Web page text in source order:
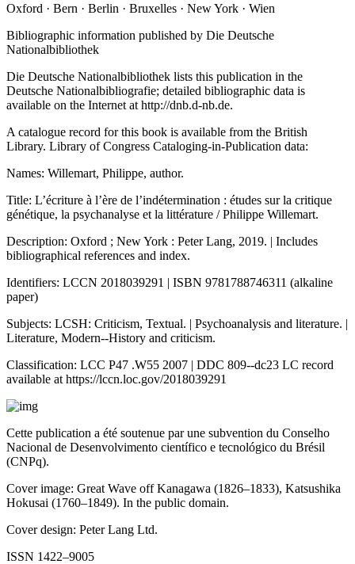
Oxford · Bern · Berlin · Bruxelles · New York · Wien
Bibliographic information published by Die Deutsche
Nationalbibliothek
Die Deutsche Nationalbibliothek lists this publication in the
Deutsche Nationalbibliografie; detailed bibliographic data is
available on the Internet at http://dnb.d-nb.de.
A catalogue record for this book is available from the British
Library. Library of Congress Cataloging-in-Publication data:
Names: Willemart, Philippe, author.
Title: L’écriture à l’ère de l’indétermination : études sur la critique
génétique, la psychanalyse et la littérature / Philippe Willemart.
Description: Oxford ; New York : Peter Lang, 2019. | Includes
bibliographical references and index.
Identifiers: LCCN 2018039291 | ISBN 9781788746311 (alkaline
paper)
Subjects: LCSH: Criticism, Textual. | Psychoanalysis and literature. |
Literature, Modern--History and criticism.
Classification: LCC P47 .W55 2007 | DDC 809--dc23 LC record
available at https://lccn.loc.gov/2018039291
Cette publication a été soutenue par une subvention du Conselho
Nacional de Desenvolvimento científico e tecnológico du Brésil
(CNPq).
Cover image: Great Wave off Kanagawa (1826–1833), Katsushika
Hokusai (1760–1849). In the public domain.
Cover design: Peter Lang Ltd.
ISSN 1422–9005